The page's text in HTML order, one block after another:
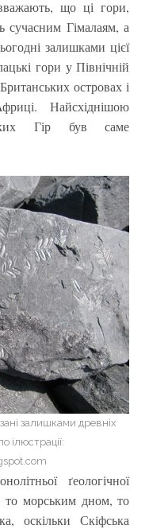
що ці гори,
сучасним Гімалаям, а
залишками цієї
гори у Північній
островах і
Найсхіднішою
Гір був саме
залишками древніх
ілюстрації:
ґеологічної
то морським дном, то
оскільки Скіфська